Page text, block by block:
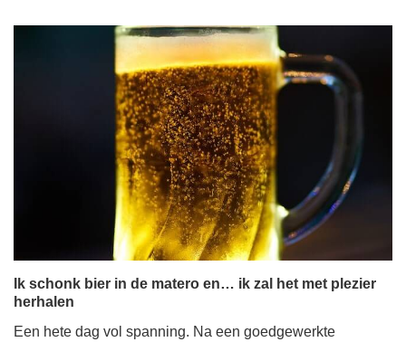
Ik schonk bier in de matero en… ik zal het met plezier
herhalen
Een hete dag vol spanning. Na een goedgewerkte